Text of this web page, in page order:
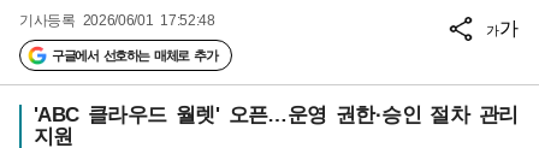
기사등록 2026/06/01 17:52:48
구글에서 선호하는 매체로 추가
가가
'ABC 클라우드 월렛' 오픈…운영 권한·승인 절차 관리
지원